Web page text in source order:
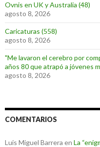
Ovnis en UK y Australia (48)
agosto 8, 2026
Caricaturas (558)
agosto 8, 2026
"Me lavaron el cerebro por
años 80 que atrapó a jóvenes
agosto 8, 2026
COMENTARIOS
Luis Miguel Barrera en La